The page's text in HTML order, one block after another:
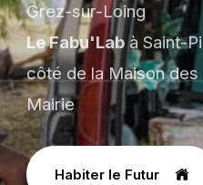
Grez-sur-Loing
Le Fabu'Labà Saint-
côté de la Maison
Mairie
Habiter le Futur